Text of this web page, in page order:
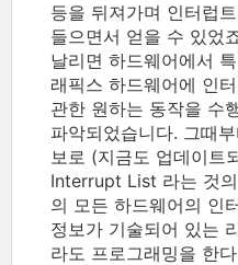
등을 뒤져가며 인터럽
들으면서 얻을 수 있었
날리면 하드웨어에서
래픽스 하드웨어에 인
관한 원하는 동작을 수
파악되었습니다. 그때
보로 (지금도 업데이트
Interrupt List 라는 것
의 모든 하드웨어의 인
정보가 기술되어 있는
라도 프로그래밍을 한